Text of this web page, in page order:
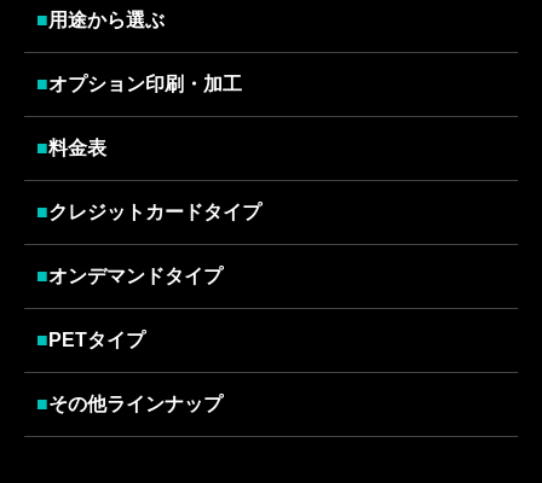
■用途から選ぶ
■オプション印刷・加工
■料金表
■クレジットカードタイプ
■オンデマンドタイプ
■ PETタイプ
■その他ラインナップ